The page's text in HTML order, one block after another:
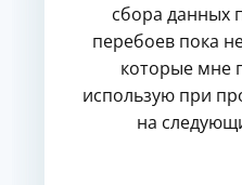
сбора данных
перебоев пока
которые мне
использую при
на